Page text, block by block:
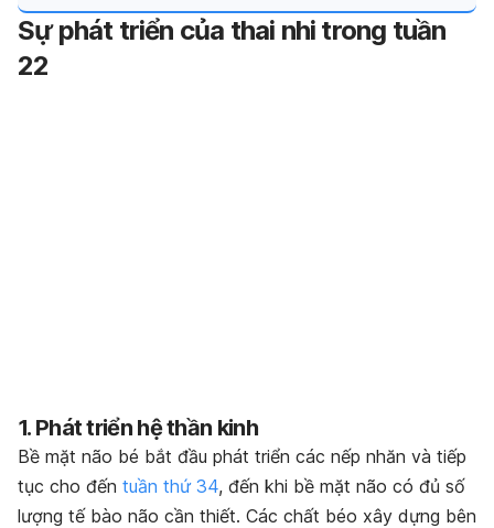
Sự phát triển của thai nhi trong tuần
22
1. Phát triển hệ thần kinh
Bề mặt não bé bắt đầu phát triển các nếp nhăn và tiếp
tục cho đến tuần thứ 34, đến khi bề mặt não có đủ số
lượng tế bào não cần thiết. Các chất béo xây dựng bên